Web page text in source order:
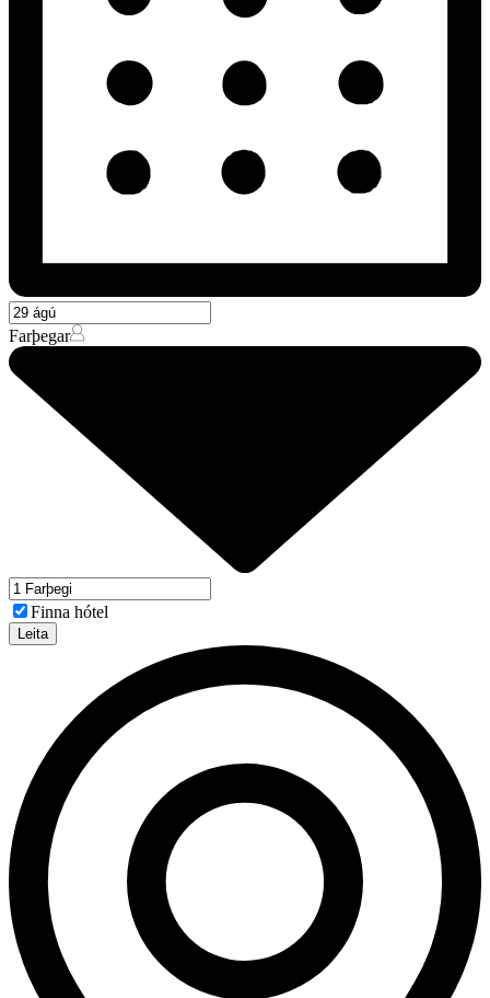
Farþegar
Finna hótel
Leita